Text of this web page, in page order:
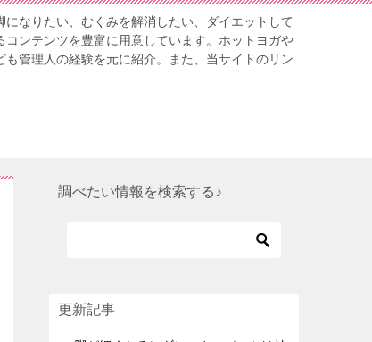
なりたい、むくみを解消したい、ダイエットして
ンテンツを豊富に用意しています。ホットヨガや
管理人の経験を元に紹介。また、当サイトのリン
調べたい情報を検索する♪
更新記事